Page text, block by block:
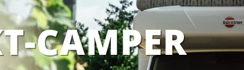
CAMPER